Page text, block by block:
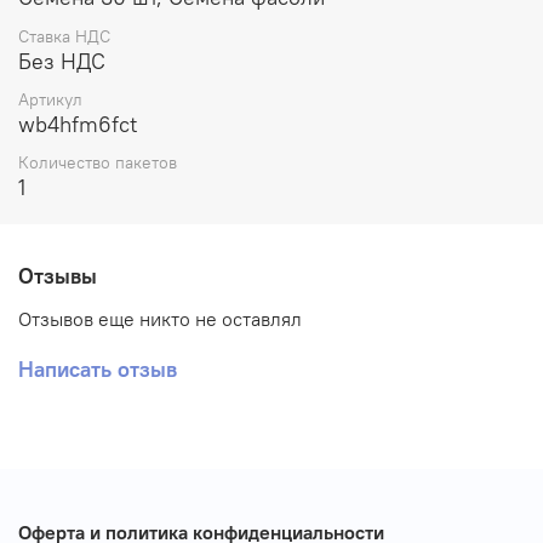
Ставка НДС
Без НДС
Артикул
wb4hfm6fct
Количество пакетов
1
Отзывы
Отзывов еще никто не оставлял
Написать отзыв
Оферта и политика конфиденциальности